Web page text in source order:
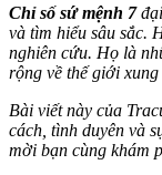
Chỉ số sứ mệnh 7đại
và tìm hiểu sâu sắc.
nghiên cứu. Họ là
rộng về thế giới xung
Bài viết này của
cách, tình duyên và
mời bạn cùng khám